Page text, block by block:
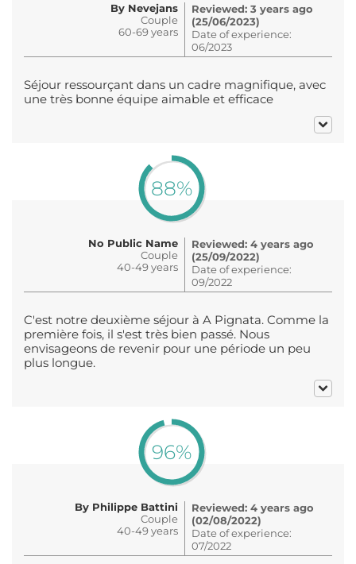
By Nevejans
Couple
60-69 years
Reviewed: 3 years ago
(25/06/2023)
Date of experience:
06/2023
Séjour ressourçant dans un cadre magnifique, avec
une très bonne équipe aimable et efficace
88%
No Public Name
Couple
40-49 years
Reviewed: 4 years ago
(25/09/2022)
Date of experience:
09/2022
C'est notre deuxième séjour à A Pignata. Comme la
première fois, il s'est très bien passé. Nous
envisageons de revenir pour une période un peu
plus longue.
96%
By Philippe Battini
Couple
40-49 years
Reviewed: 4 years ago
(02/08/2022)
Date of experience:
07/2022